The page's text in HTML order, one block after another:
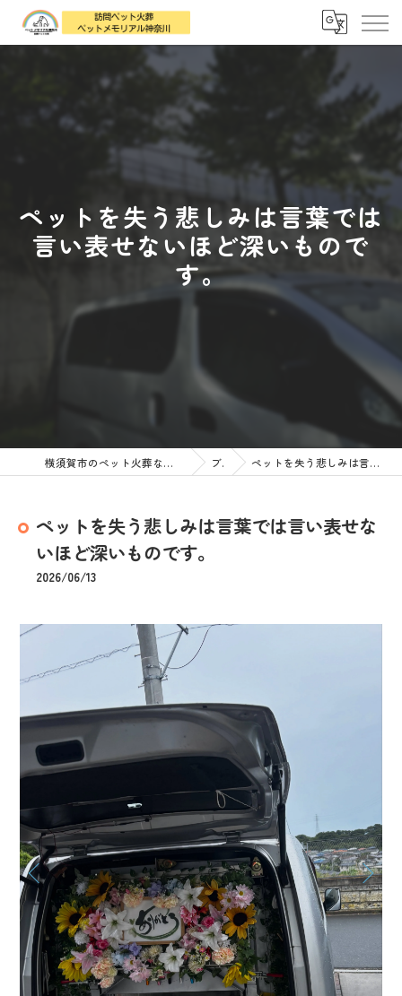
ペットを失う悲しみは言葉では
言い表せないほど深いもので
す。
横須賀市のペット火葬なら訪問ペット火葬 ペットメモリアル神奈川 ブログ ペットを失う悲しみは言葉では言い表せないほど深いものです。
ペットを失う悲しみは言葉では言い表せな
いほど深いものです。
2026/06/13